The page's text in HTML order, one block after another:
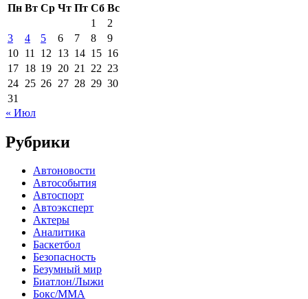
Пн Вт Ср Чт Пт Сб Вс
1
2
3
4 5 6 7 8
9
10 11 12 13 14 15 16
17 18 19 20 21 22 23
24 25 26 27 28 29 30
31
« Июл
Рубрики
Автоновости
Автособытия
Автоспорт
Автоэксперт
Актеры
Аналитика
Баскетбол
Безопасность
Безумный мир
Биатлон/Лыжи
Бокс/MMA